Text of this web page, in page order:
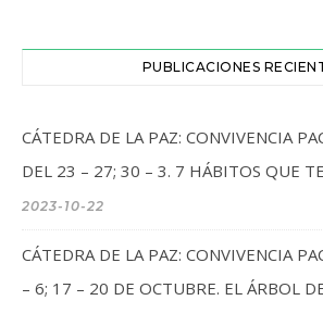
PUBLICACIONES
CÁTEDRA DE LA PAZ: CONVIVENCIA
DEL 23 – 27; 30 – 3. 7 HÁBITOS QUE
2023-10-22
CÁTEDRA DE LA PAZ: CONVIVENCIA
– 6; 17 – 20 DE OCTUBRE. EL ÁRBOL